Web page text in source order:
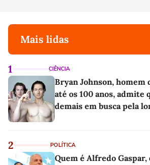
Mais lidas
1 CIÊNCIA
Bryan Johnson, homem
até os 100 anos, admite
demais em busca pela
2 POLÍTICA
Quem é Alfredo